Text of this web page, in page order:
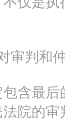
审判和
含最
院的